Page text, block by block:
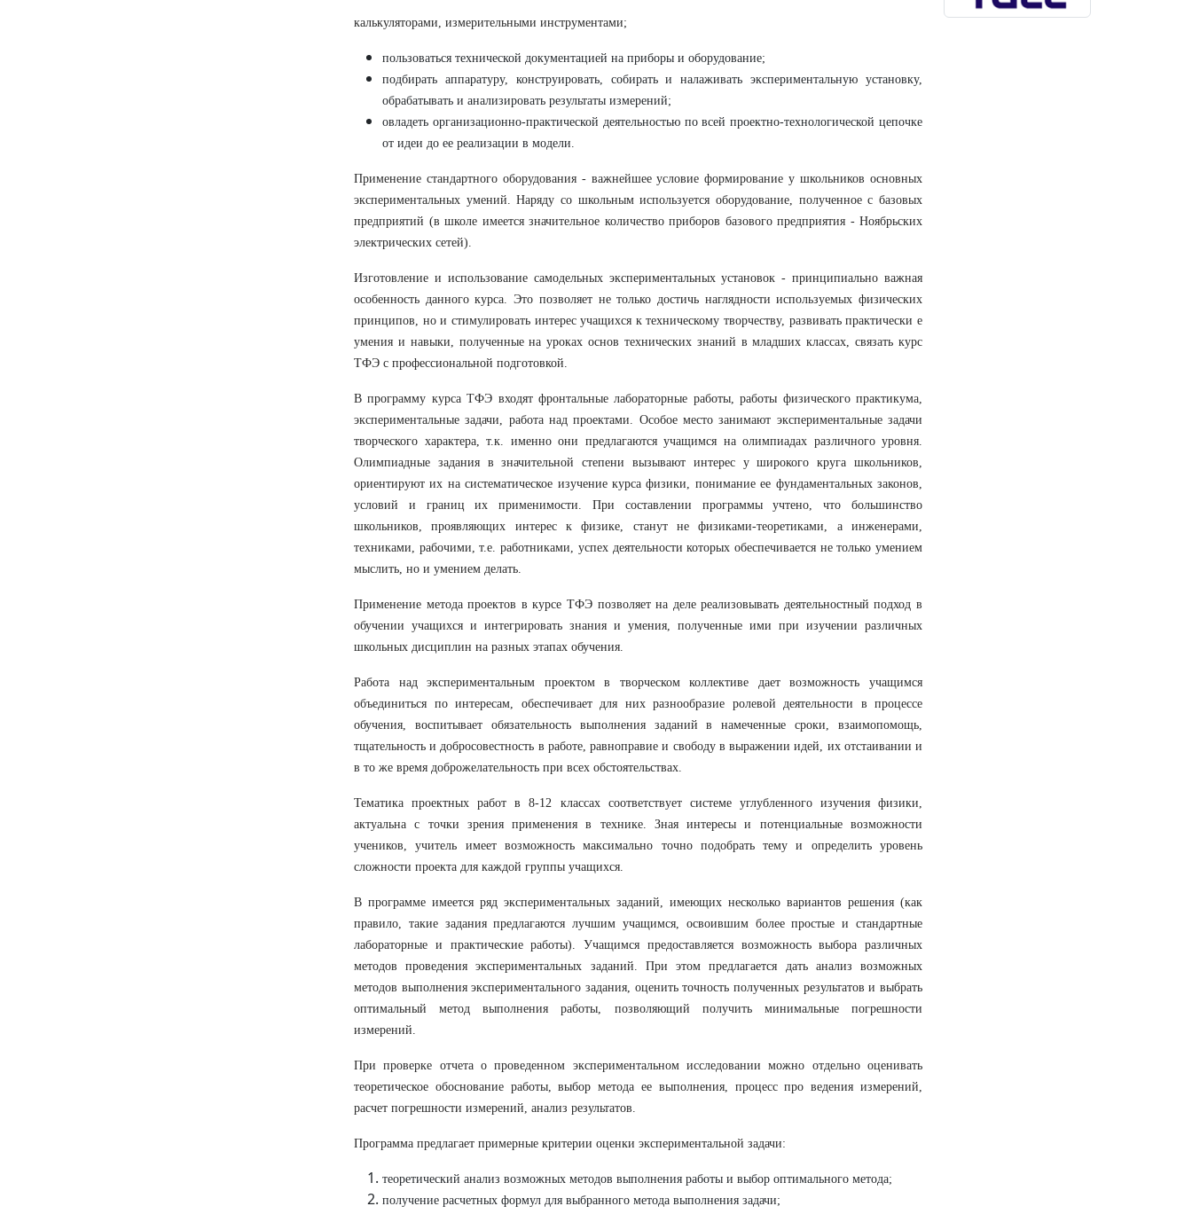
калькуляторами, измерительными инструментами;
пользоваться технической документацией на приборы и оборудование;
подбирать аппаратуру, конструировать, собирать и налаживать экспериментальную установку,
обрабатывать и анализировать результаты измерений;
овладеть организационно-практической деятельностью по всей проектно-технологической цепочке
от идеи до ее реализации в модели.
Применение стандартного оборудования - важнейшее условие формирование у школьников основных
экспериментальных умений. Наряду со школьным используется оборудование, полученное с базовых
предприятий (в школе имеется значительное количество приборов базового предприятия - Ноябрьских
электрических сетей).
Изготовление и использование самодельных экспериментальных установок - принципиально важная
особенность данного курса. Это позволяет не только достичь наглядности используемых физических
принципов, но и стимулировать интерес учащихся к техническому творчеству, развивать практически е
умения и навыки, полученные на уроках основ технических знаний в младших классах, связать курс
ТФЭ с профессиональной подготовкой.
В программу курса ТФЭ входят фронтальные лабораторные работы, работы физического практикума,
экспериментальные задачи, работа над проектами. Особое место занимают экспериментальные задачи
творческого характера, т.к. именно они предлагаются учащимся на олимпиадах различного уровня.
Олимпиадные задания в значительной степени вызывают интерес у широкого круга школьников,
ориентируют их на систематическое изучение курса физики, понимание ее фундаментальных законов,
условий и границ их применимости. При составлении программы учтено, что большинство
школьников, проявляющих интерес к физике, станут не физиками-теоретиками, а инженерами,
техниками, рабочими, т.е. работниками, успех деятельности которых обеспечивается не только умением
мыслить, но и умением делать.
Применение метода проектов в курсе ТФЭ позволяет на деле реализовывать деятельностный подход в
обучении учащихся и интегрировать знания и умения, полученные ими при изучении различных
школьных дисциплин на разных этапах обучения.
Работа над экспериментальным проектом в творческом коллективе дает возможность учащимся
объединиться по интересам, обеспечивает для них разнообразие ролевой деятельности в процессе
обучения, воспитывает обязательность выполнения заданий в намеченные сроки, взаимопомощь,
тщательность и добросовестность в работе, равноправие и свободу в выражении идей, их отстаивании и
в то же время доброжелательность при всех обстоятельствах.
Тематика проектных работ в 8-12 классах соответствует системе углубленного изучения физики,
актуальна с точки зрения применения в технике. Зная интересы и потенциальные возможности
учеников, учитель имеет возможность максимально точно подобрать тему и определить уровень
сложности проекта для каждой группы учащихся.
В программе имеется ряд экспериментальных заданий, имеющих несколько вариантов решения (как
правило, такие задания предлагаются лучшим учащимся, освоившим более простые и стандартные
лабораторные и практические работы). Учащимся предоставляется возможность выбора различных
методов проведения экспериментальных заданий. При этом предлагается дать анализ возможных
методов выполнения экспериментального задания, оценить точность полученных результатов и выбрать
оптимальный метод выполнения работы, позволяющий получить минимальные погрешности
измерений.
При проверке отчета о проведенном экспериментальном исследовании можно отдельно оценивать
теоретическое обоснование работы, выбор метода ее выполнения, процесс про ведения измерений,
расчет погрешности измерений, анализ результатов.
Программа предлагает примерные критерии оценки экспериментальной задачи:
теоретический анализ возможных методов выполнения работы и выбор оптимального метода;
получение расчетных формул для выбранного метода выполнения задачи;